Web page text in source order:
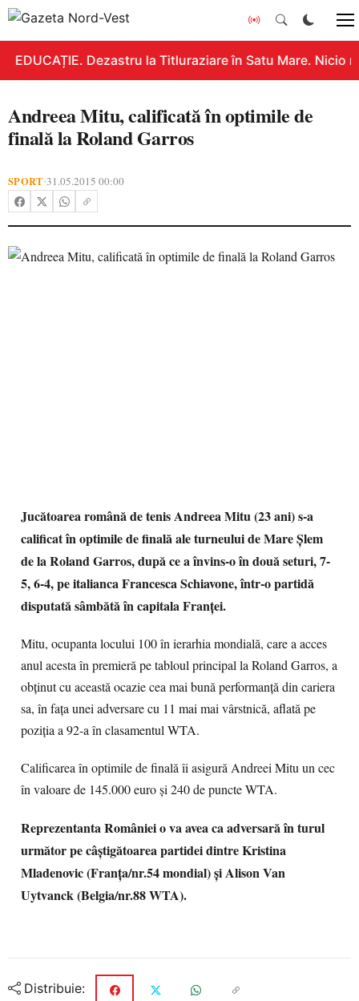
EDUCAȚIE. Dezastru la Titluraziare în Satu Mare. Nicio
Andreea Mitu, calificată în optimile de
finală la Roland Garros
SPORT•31.05.2015 00:00
Jucătoarea română de tenis Andreea Mitu (23 ani) s-a
calificat în optimile de finală ale turneului de Mare Șlem
de la Roland Garros, după ce a învins-o în două seturi, 7-
5, 6-4, pe italianca Francesca Schiavone, într-o partidă
disputată sâmbătă în capitala Franței.
Mitu, ocupanta locului 100 în ierarhia mondială, care a acces
anul acesta în premieră pe tabloul principal la Roland Garros, a
obținut cu această ocazie cea mai bună performanță din cariera
sa, în fața unei adversare cu 11 mai mai vârstnică, aflată pe
poziția a 92-a în clasamentul WTA.
Calificarea în optimile de finală îi asigură Andreei Mitu un cec
în valoare de 145.000 euro și 240 de puncte WTA.
Reprezentanta României o va avea ca adversară în turul
următor pe câștigătoarea partidei dintre Kristina
Mladenovic (Franța/nr.54 mondial) și Alison Van
Uytvanck (Belgia/nr.88 WTA).
Distribuie: